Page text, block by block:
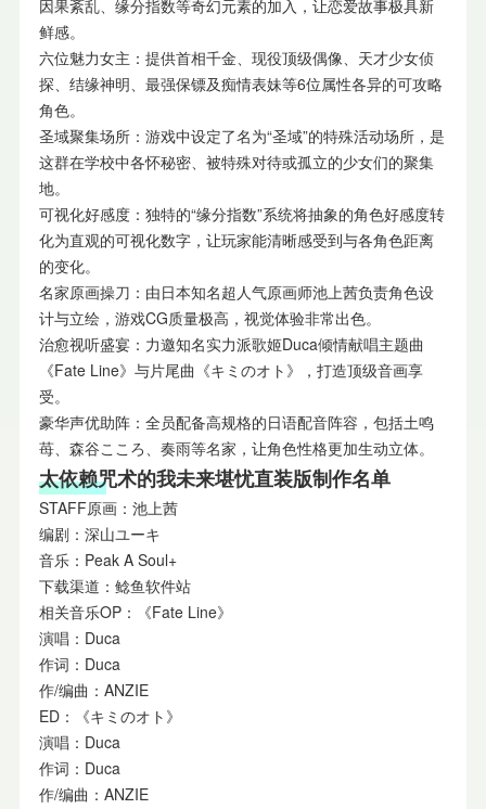
因果紊乱、缘分指数等奇幻元素的加入，让恋爱故事极具新
鲜感。
六位魅力女主：提供首相千金、现役顶级偶像、天才少女侦
探、结缘神明、最强保镖及痴情表妹等6位属性各异的可攻略
角色。
圣域聚集场所：游戏中设定了名为“圣域”的特殊活动场所，是
这群在学校中各怀秘密、被特殊对待或孤立的少女们的聚集
地。
可视化好感度：独特的“缘分指数”系统将抽象的角色好感度转
化为直观的可视化数字，让玩家能清晰感受到与各角色距离
的变化。
名家原画操刀：由日本知名超人气原画师池上茜负责角色设
计与立绘，游戏CG质量极高，视觉体验非常出色。
治愈视听盛宴：力邀知名实力派歌姬Duca倾情献唱主题曲
《Fate Line》与片尾曲《キミのオト》，打造顶级音画享
受。
豪华声优助阵：全员配备高规格的日语配音阵容，包括土鸣
苺、森谷こころ、奏雨等名家，让角色性格更加生动立体。
太依赖咒术的我未来堪忧直装版制作名单
STAFF原画：池上茜
编剧：深山ユーキ
音乐：Peak A Soul+
下载渠道：鲶鱼软件站
相关音乐OP：《Fate Line》
演唱：Duca
作词：Duca
作/编曲：ANZIE
ED：《キミのオト》
演唱：Duca
作词：Duca
作/编曲：ANZIE